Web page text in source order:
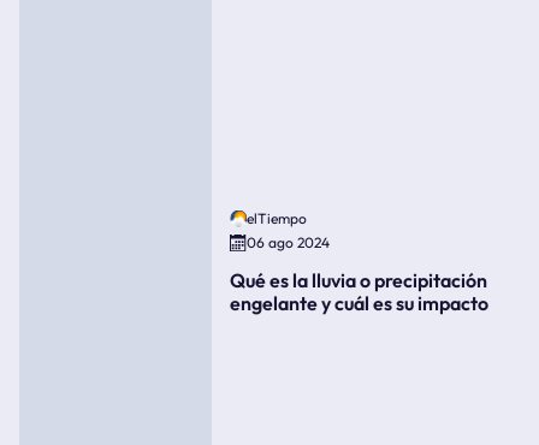
elTiempo
06 ago 2024
Qué es la lluvia o precipitación
engelante y cuál es su impacto